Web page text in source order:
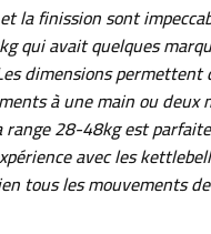
la finission sont
qui avait quelques
dimensions
à une main ou deux
range 28-48kg est
avec les
tous les mouvements